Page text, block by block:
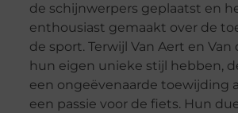
de schijnwerpers geplaatst en
enthousiast gemaakt over de
de sport. Terwijl Van Aert en Van
hun eigen unieke stijl hebben,
een ongeëvenaarde toewijding
een passie voor de fiets. Hun